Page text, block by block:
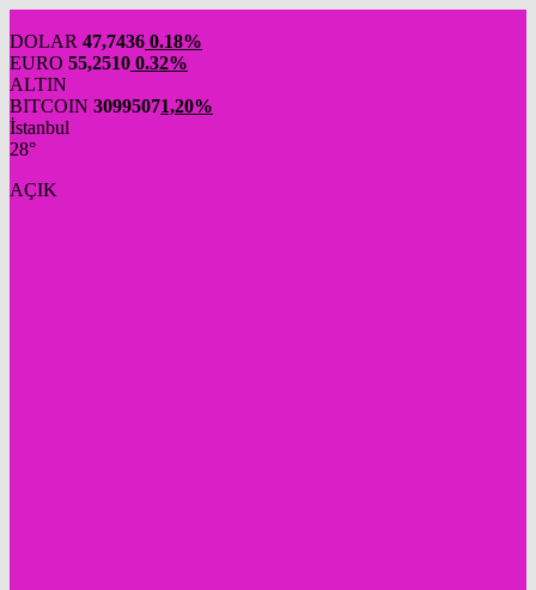
DOLAR 47,7436 0.18%
EURO 55,2510 0.32%
ALTIN
BITCOIN 30995071,20%
İstanbul
28°
AÇIK